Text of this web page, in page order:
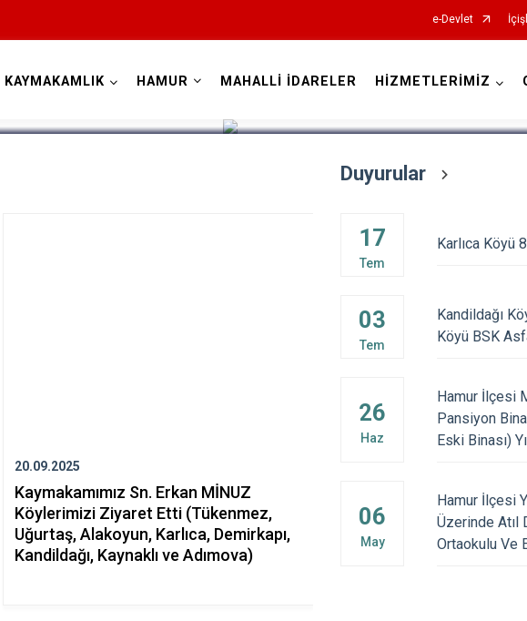
e-Devlet
Doğubayazıt
Eleşkirt
Patnos
Taşlıçay
KAYMAKAMLIK HAMUR MAHALLİ İDARELER HİZMETLERİMİZ
20.09.2025
Kaymakamımız Sn. Erkan MİNUZ
Köylerimizi Ziyaret Etti (Tükenmez,
Uğurtaş, Alakoyun, Karlıca, Demirkapı,
Kandildağı, Kaynaklı ve Adımova)
İlçemizde 19 Eylül
Münasebetiyle çelenk
düzenlendi
Duyurular
17
Tem
Karlıca Köyü
03
Tem
Kandildağı
Köyü BSK
26
Haz
Hamur İlçesi
Pansiyon
Eski Binası)
06
May
Hamur İlçesi
Üzerinde Atıl
Ortaokulu Ve